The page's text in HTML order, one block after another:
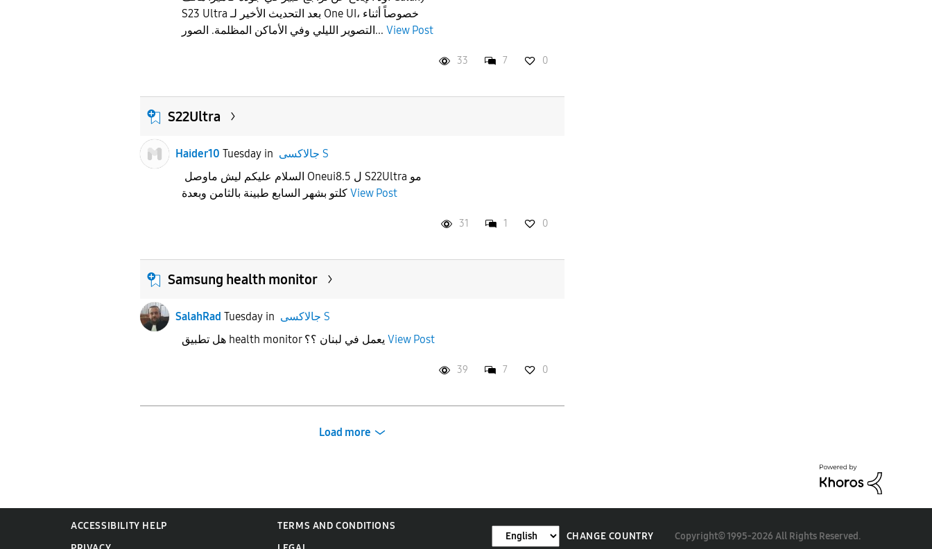
S23 Ultra بعد التحديث الأخير لـ One UI، خصوصاً أثناء
التصوير الليلي وفي الأماكن المظلمة. الصور... View Post
33 7 0
S22Ultra
Haider10 Tuesday in
جالاكسى S
View Post
31 1 0
Samsung health monitor
SalahRad Tuesday in
جالاكسى S
View Post
39 7 0
Load more
ACCESSIBILITY HELP
TERMS AND CONDITIONS
CHANGE COUNTRY Copyright© 1995-2026 All Rights Reserved.